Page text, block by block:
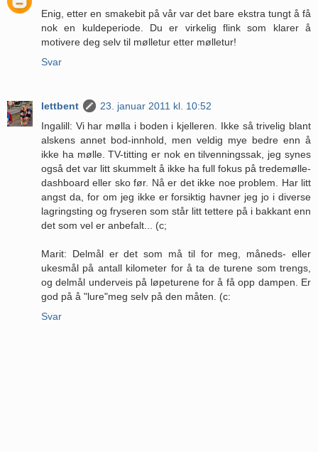
Enig, etter en smakebit på vår var det bare ekstra tungt å få
nok en kuldeperiode. Du er virkelig flink som klarer å
motivere deg selv til mølletur etter mølletur!
Svar
lettbent
23. januar 2011 kl. 10:52
Ingalill: Vi har mølla i boden i kjelleren. Ikke så trivelig blant
alskens annet bod-innhold, men veldig mye bedre enn å
ikke ha mølle. TV-titting er nok en tilvenningssak, jeg synes
også det var litt skummelt å ikke ha full fokus på tredemølle-
dashboard eller sko før. Nå er det ikke noe problem. Har litt
angst da, for om jeg ikke er forsiktig havner jeg jo i diverse
lagringsting og fryseren som står litt tettere på i bakkant enn
det som vel er anbefalt... (c;
Marit: Delmål er det som må til for meg, måneds- eller
ukesmål på antall kilometer for å ta de turene som trengs,
og delmål underveis på løpeturene for å få opp dampen. Er
god på å "lure"meg selv på den måten. (c:
Svar